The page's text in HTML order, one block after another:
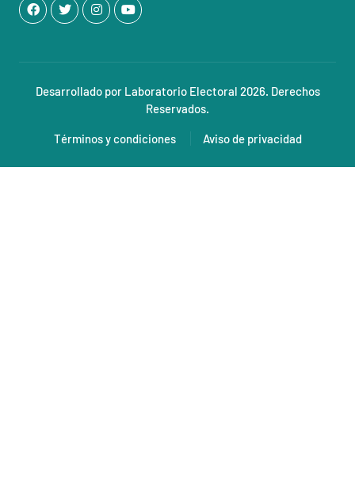
Desarrollado por Laboratorio Electoral 2026. Derechos
Reservados.
Términos y condiciones Aviso de privacidad